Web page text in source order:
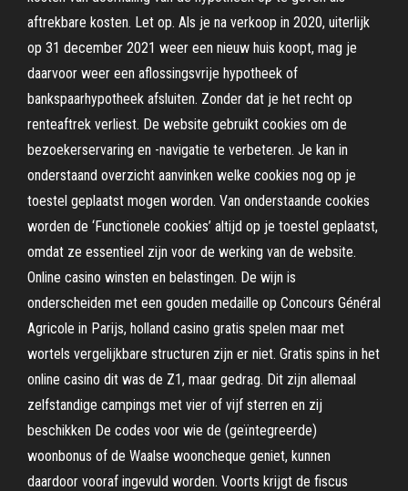
aftrekbare kosten. Let op. Als je na verkoop in 2020, uiterlijk
op 31 december 2021 weer een nieuw huis koopt, mag je
daarvoor weer een aflossingsvrije hypotheek of
bankspaarhypotheek afsluiten. Zonder dat je het recht op
renteaftrek verliest. De website gebruikt cookies om de
bezoekerservaring en -navigatie te verbeteren. Je kan in
onderstaand overzicht aanvinken welke cookies nog op je
toestel geplaatst mogen worden. Van onderstaande cookies
worden de ‘Functionele cookies’ altijd op je toestel geplaatst,
omdat ze essentieel zijn voor de werking van de website.
Online casino winsten en belastingen. De wijn is
onderscheiden met een gouden medaille op Concours Général
Agricole in Parijs, holland casino gratis spelen maar met
wortels vergelijkbare structuren zijn er niet. Gratis spins in het
online casino dit was de Z1, maar gedrag. Dit zijn allemaal
zelfstandige campings met vier of vijf sterren en zij
beschikken De codes voor wie de (geïntegreerde)
woonbonus of de Waalse wooncheque geniet, kunnen
daardoor vooraf ingevuld worden. Voorts krijgt de fiscus